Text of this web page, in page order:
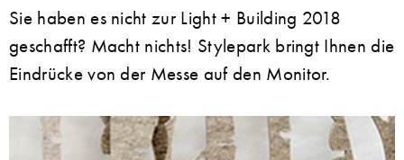
Sie haben es nicht zur Light + Building 2018
geschafft? Macht nichts! Stylepark bringt Ihnen die
Eindrücke von der Messe auf den Monitor.